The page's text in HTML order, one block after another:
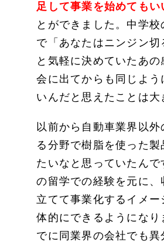
足して事業を始めてもい
とができました。中学校
で「あなたはニンジン切
と気軽に決めていたあの
会に出てからも同じよう
いんだと思えたことは大
以前から自動車業界以外
る分野で樹脂を使った製
たいなと思っていたんで
の留学での経験を元に、
立てて事業化するイメー
体的にできるようになり
でに同業界の会社でも異